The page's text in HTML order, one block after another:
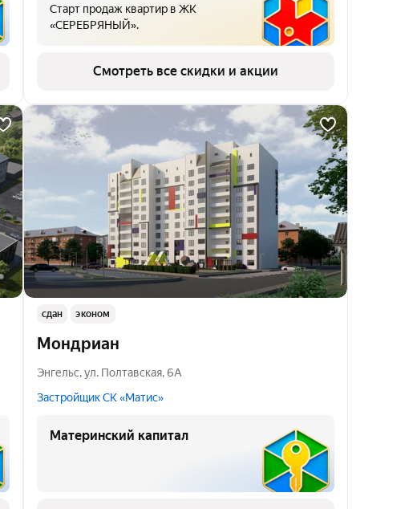
Старт продаж квартир в ЖК
«СЕРЕБРЯНЫЙ».
Смотреть все скидки и акции
сдан эконом
Мoндpиaн
Энгельс,ул. Полтавская,6А
Застройщик СК «Матис»
Материнский капитал